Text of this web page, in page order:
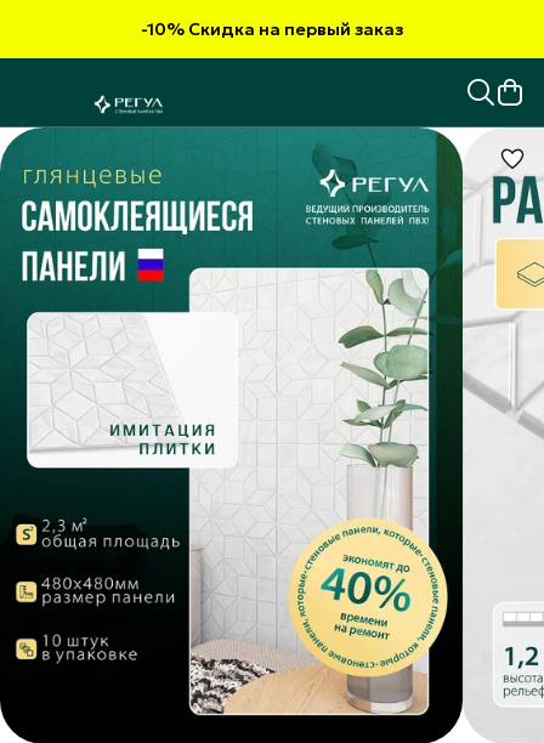
-10% Скидка на первый заказ